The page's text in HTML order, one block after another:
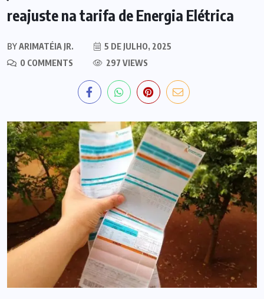
reajuste na tarifa de Energia Elétrica
BYARIMATÉIA JR.
5 DE JULHO, 2025
0 COMMENTS
297 VIEWS